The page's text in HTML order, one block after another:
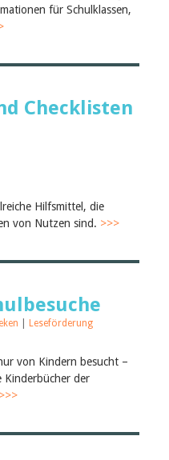
für Schulklassen,
Checklisten
Hilfsmittel, die
von Nutzen sind. >>>
Leseförderung
von Kindern besucht –
Kinderbücher der
>>>